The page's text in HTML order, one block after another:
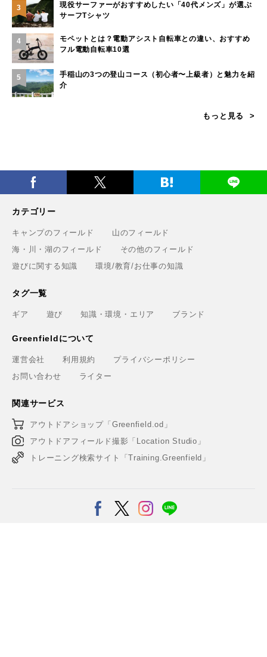
3
現役サーファーがおすすめしたい「40代メンズ」が選ぶ
サーフTシャツ
4
モペットとは？電動アシスト自転車との違い、おすすめ
フル電動自転車10選
5
手稲山の3つの登山コース（初心者〜上級者）と魅力を紹
介
もっと見る
カテゴリー
キャンプのフィールド
山のフィールド
海・川・湖のフィールド
その他のフィールド
遊びに関する知識
環境/教育/お仕事の知識
タグ一覧
ギア 遊び 知識・環境・エリア ブランド
Greenfieldについて
運営会社 利用規約
プライバシーポリシー
お問い合わせ
ライター
関連サービス
アウトドアショップ「Greenfield.od」
アウトドアフィールド撮影「Location Studio」
トレーニング検索サイト「Training.Greenfield」